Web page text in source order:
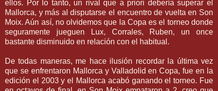
ellos. Por lo tanto, un rival que a priori debería superar el
Mallorca, y más al disputarse el encuentro de vuelta en Son
Moix. Aún así, no olvidemos que la Copa es el torneo donde
seguramente jueguen
Lux, Corrales, Ruben, un once
bastante disminuido en relación con el habitual.
De todas maneras, me hace ilusión recordar la última vez
que se enfrentaron Mallorcay Valladolid en Copa, fue en la
edición el 2003 y el
Mallorca acabó ganando el torneo. Fue